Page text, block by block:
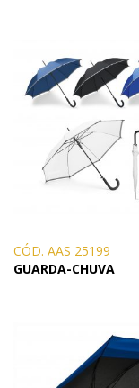
CÓD. AAS 25199
GUARDA-CHUVA